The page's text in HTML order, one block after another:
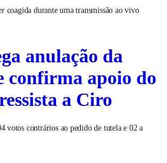
coagida durante uma transmissão ao vivo
anulação da
confirma apoio do
a Ciro
votos contrários ao pedido de tutela e 02 a